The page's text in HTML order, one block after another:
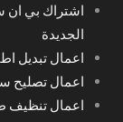
الجديدة
اعمال تبديل
اعمال تصليح
اعمال تنظيف